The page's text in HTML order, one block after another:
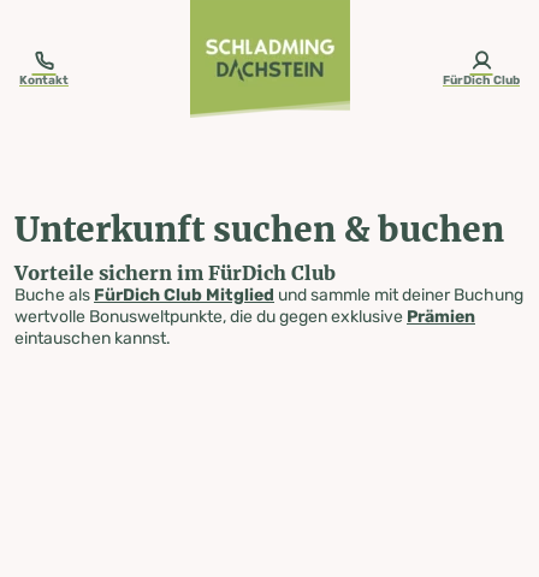
Kontakt FürDich Club
Unterkunft suchen & buchen
Vorteile sichern im FürDich Club
Buche als FürDich Club Mitglied und sammle mit deiner Buchung
wertvolle Bonusweltpunkte, die du gegen exklusive Prämien
eintauschen kannst.